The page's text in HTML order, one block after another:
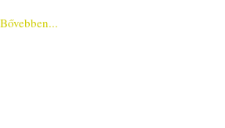
Bővebben...